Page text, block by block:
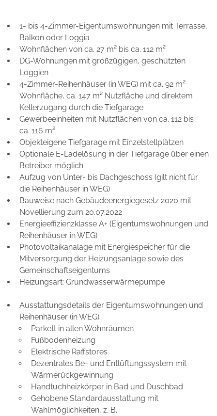
1- bis 4-Zimmer-Eigentumswohnungen mit Terrasse,
Balkon oder Loggia
Wohnflächen von ca. 27 m² bis ca. 112 m²
DG-Wohnungen mit großzügigen, geschützten
Loggien
4-Zimmer-Reihenhäuser (in WEG) mit ca. 92 m²
Wohnfläche, ca. 147 m² Nutzfläche und direktem
Kellerzugang durch die Tiefgarage
Gewerbeeinheiten mit Nutzflächen von ca. 112 bis
ca. 116 m²
Objekteigene Tiefgarage mit Einzelstellplätzen
Optionale E-Ladelösung in der Tiefgarage über einen
Betreiber möglich
Aufzug von Unter- bis Dachgeschoss (gilt nicht für
die Reihenhäuser in WEG)
Bauweise nach Gebäudeenergiegesetz 2020 mit
Novellierung zum 20.07.2022
Energieeffizienzklasse A+ (Eigentumswohnungen und
Reihenhäuser in WEG)
Photovoltaikanalage mit Energiespeicher für die
Mitversorgung der Heizungsanlage sowie des
Gemeinschaftseigentums
Heizungsart: Grundwasserwärmepumpe
Ausstattungsdetails der Eigentumswohnungen und
Reihenhäuser (in WEG):
Parkett in allen Wohnräumen
Fußbodenheizung
Elektrische Raffstores
Dezentrales Be- und Entlüftungssystem mit
Wärmerückgewinnung
Handtuchheizkörper in Bad und Duschbad
Gehobene Standardausstattung mit
Wahlmöglichkeiten, z. B.